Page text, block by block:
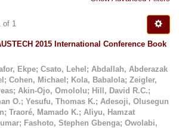
of 1
2015 International Conference Book
Ekpe; Csato, Lehel ; Abdallah, Abderazak
; Cohen, Michael ; Kola, Babalola; Zeigler,
; Akin-Ojo, Omololu; Hill, David R.C.;
O.; Yesufu, Thomas K.; Adesoji, Olusegun
; Traoré, Mamado K.; Aliyu, Hamzat
; Fashoto, Stephen Gbenga; Owolabi,